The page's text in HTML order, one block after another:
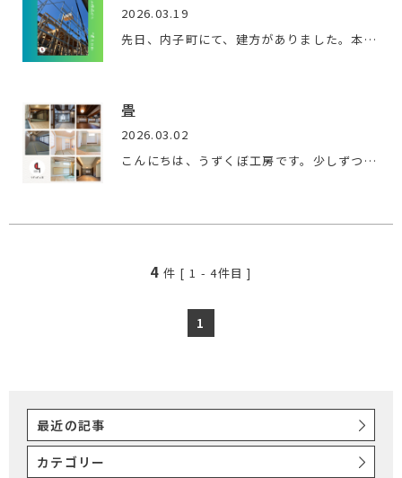
2026.03.19
先日、内子町にて、建方がありました。本当に、すごく天気のい…
畳
2026.03.02
こんにちは、うずくぼ工房です。少しずつ暖かくなってきました…
4 件 [1 -4件目 ]
1
最近の記事
カテゴリー